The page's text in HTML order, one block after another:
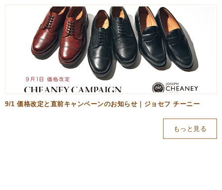
9/1 価格改定と直前キャンペーンのお知らせ｜ジョセフ チーニー
もっと見る